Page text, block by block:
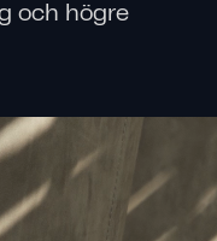
och högre